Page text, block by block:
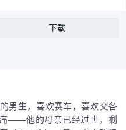
下载
男生，喜欢赛车，喜欢交各
——他的母亲已经过世，剩